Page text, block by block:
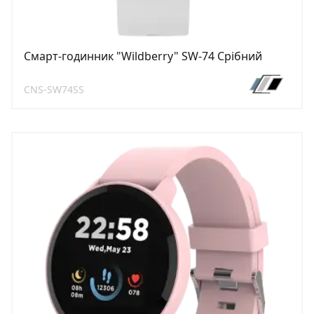
Смарт-годинник "Wildberry" SW-74 Срібний
CNS-SW74SS